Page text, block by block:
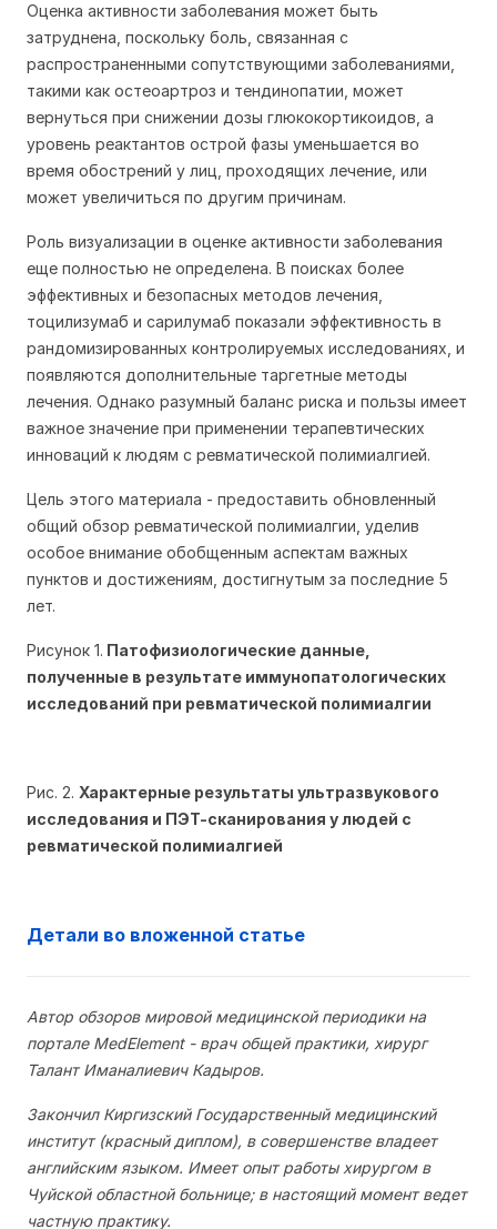
Оценка активности заболевания может быть
затруднена, поскольку боль, связанная с
распространенными сопутствующими заболеваниями,
такими как остеоартроз и тендинопатии, может
вернуться при снижении дозы глюкокортикоидов, а
уровень реактантов острой фазы уменьшается во
время обострений у лиц, проходящих лечение, или
может увеличиться по другим причинам.
Роль визуализации в оценке активности заболевания
еще полностью не определена. В поисках более
эффективных и безопасных методов лечения,
тоцилизумаб и сарилумаб показали эффективность в
рандомизированных контролируемых исследованиях, и
появляются дополнительные таргетные методы
лечения. Однако разумный баланс риска и пользы имеет
важное значение при применении терапевтических
инноваций к людям с ревматической полимиалгией.
Цель этого материала - предоставить обновленный
общий обзор ревматической полимиалгии, уделив
особое внимание обобщенным аспектам важных
пунктов и достижениям, достигнутым за последние 5
лет.
Рисунок 1. Патофизиологические данные,
полученные в результате иммунопатологических
исследований при ревматической полимиалгии
Рис. 2. Характерные результаты ультразвукового
исследования и ПЭТ-сканирования у людей с
ревматической полимиалгией
Детали во вложенной статье
Автор обзоров мировой медицинской периодики на
портале MedElement - врач общей практики, хирург
Талант Иманалиевич Кадыров.
Закончил Киргизский Государственный медицинский
институт (красный диплом), в совершенстве владеет
английским языком. Имеет опыт работы хирургом в
Чуйской областной больнице; в настоящий момент ведет
частную практику.